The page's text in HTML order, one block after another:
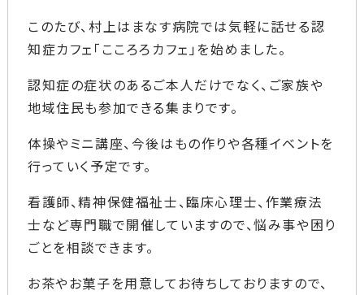
このたび、村上はまなす病院では気軽に話せる認
知症カフェ「こころろカフェ」を始めました。
認知症の症状のあるご本人だけでなく、ご家族や
地域住民も参加できる集まりです。
体操やミニ講座、今後はもの作りや各種イベントを
行っていく予定です。
看護師、精神保健福祉士、臨床心理士、作業療法
士など専門職で開催していますので、悩み事や困り
ごとを相談できます。
お茶やお菓子を用意してお待ちしておりますので、